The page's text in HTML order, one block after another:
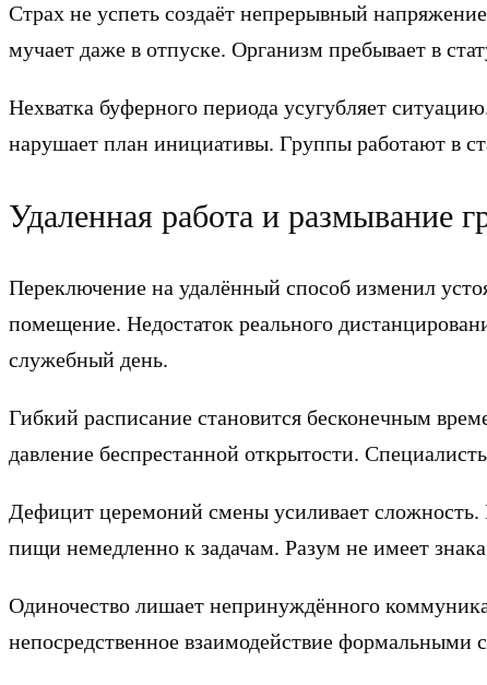
Страх не успеть создаёт непрерывный
мучает даже в отпуске. Организм пребывает в
Нехватка буферного периода усугубляет
нарушает план инициативы. Группы работают в
Удаленная работа и размывание
Переключение на удалённый способ изменил
помещение. Недостаток реального
служебный день.
Гибкий расписание становится бесконечным
давление беспрестанной открытости.
Дефицит церемоний смены усиливает сложность.
пищи немедленно к задачам. Разум не имеет
Одиночество лишает непринуждённого
непосредственное взаимодействие формальными